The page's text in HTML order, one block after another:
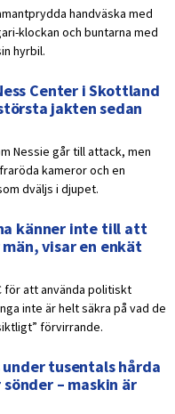
handväska med
klockan och buntarna med
hyrbil.
Center i Skottland
jakten sedan
Nessie går till attack, men
kameror och en
dväljs i djupet.
känner inte till att
visar en enkät
för att använda politiskt
inte är helt säkra på vad de
förvirrande.
tusentals hårda
– maskin är